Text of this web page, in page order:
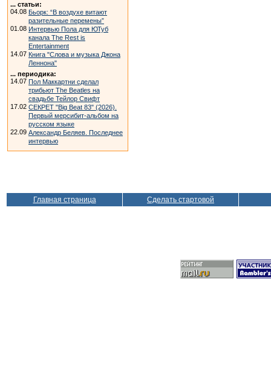
... статьи:
04.08 Бьорк: “В воздухе витают
разительные перемены”
01.08 Интервью Пола для ЮТуб
канала The Rest is
Entertainment
14.07 Книга "Слова и музыка Джона
Леннона"
... периодика:
14.07 Пол Маккартни сделал
трибьют The Beatles на
свадьбе Тейлор Свифт
17.02 СЕКРЕТ "Big Beat 83" (2026).
Первый мерсибит-альбом на
русском языке
22.09 Александр Беляев. Последнее
интервью
Главная страница Сделать стартовой